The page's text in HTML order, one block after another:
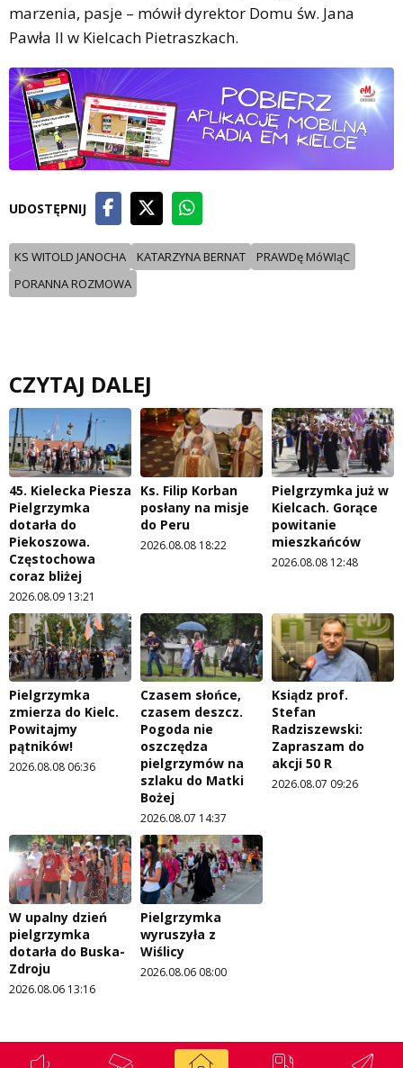
marzenia, pasje – mówił dyrektor Domu św. Jana
Pawła II w Kielcach Pietraszkach.
UDOSTĘPNIJ
KS WITOLD JANOCHA KATARZYNA BERNAT
PRAWDę MóWIąC
PORANNA ROZMOWA
CZYTAJ DALEJ
45. Kielecka Piesza
Pielgrzymka
dotarła do
Piekoszowa.
Częstochowa
coraz bliżej
2026.08.09 13:21
Ks. Filip Korban
posłany na misje
do Peru
2026.08.08 18:22
Pielgrzymka już w
Kielcach. Gorące
powitanie
mieszkańców
2026.08.08 12:48
Pielgrzymka
zmierza do Kielc.
Powitajmy
pątników!
2026.08.08 06:36
Czasem słońce,
czasem deszcz.
Pogoda nie
oszczędza
pielgrzymów na
szlaku do Matki
Bożej
2026.08.07 14:37
Ksiądz prof.
Stefan
Radziszewski:
Zapraszam do
akcji 50 R
2026.08.07 09:26
W upalny dzień
pielgrzymka
dotarła do Buska-
Zdroju
2026.08.06 13:16
Pielgrzymka
wyruszyła z
Wiślicy
2026.08.06 08:00